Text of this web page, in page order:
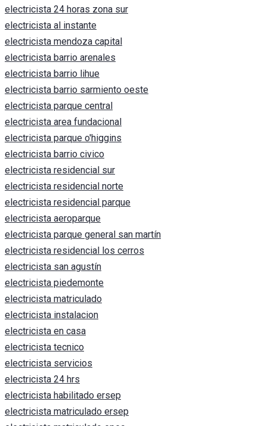
electricista 24 horas zona sur
electricista al instante
electricista mendoza capital
electricista barrio arenales
electricista barrio lihue
electricista barrio sarmiento oeste
electricista parque central
electricista area fundacional
electricista parque o'higgins
electricista barrio civico
electricista residencial sur
electricista residencial norte
electricista residencial parque
electricista aeroparque
electricista parque general san martín
electricista residencial los cerros
electricista san agustín
electricista piedemonte
electricista matriculado
electricista instalacion
electricista en casa
electricista tecnico
electricista servicios
electricista 24 hrs
electricista habilitado ersep
electricista matriculado ersep